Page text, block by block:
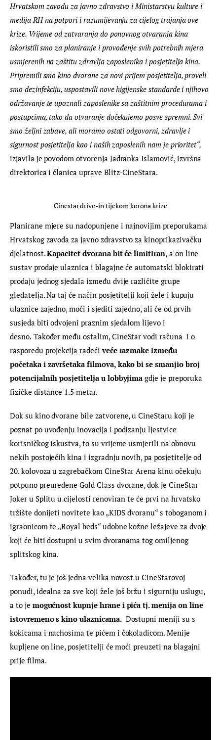
Hrvatskom zavodu za javno zdravstvo i Ministarstvu kulture i
medija RH na potpori i razumijevanju za cijelog trajanja ove
krize. Vrijeme od zatvaranja do ponovnog otvaranja kina
iskoristili smo za planiranje i provođenje svih potrebnih mjera
usmjerenih na zaštitu zdravlja zaposlenika i posjetitelja kina.
Pripremili smo kino dvorane za novi prijem posjetitelja, proveli
smo dezinfekciju, uspostavili nove higijenske standarde i njihovo
održavanje te upoznali zaposlenike sa zaštitnim procedurama i
postupcima, tako da otvaranje dočekujemo posve spremni. Svi
smo željni zabave, ali moramo ostati odgovorni, zdravlje i
sigurnost posjetitelja kao i naših zaposlenih nam je prioritet“,
izjavila je povodom otvorenja Jadranka Islamović, izvršna
direktorica i članica uprave Blitz-CineStara.
Cinestar drive-in tijekom korona krize
Planirane mjere su nadopunjene i najnovijim preporukama
Hrvatskog zavoda za javno zdravstvo za kinoprikazivačku
djelatnost. Kapacitet dvorana bit će limitiran, a on line
sustav prodaje ulaznica i blagajne će automatski blokirati
prodaju jednog sjedala između dvije različite grupe
gledatelja. Na taj će način posjetitelji koji žele i kupuju
ulaznice zajedno, moći i sjediti zajedno, ali će od prvih
susjeda biti odvojeni praznim sjedalom lijevo i
desno. Također među ostalim, CineStar vodi računa  i o
rasporedu projekcija radeći veće razmake između
početaka i završetaka filmova, kako bi se smanjio broj
potencijalnih posjetitelja u lobbyjima gdje je preporuka
fizičke distance 1.5 metar.
Dok su kino dvorane bile zatvorene, u CineStaru koji je
poznat po uvođenju inovacija i podizanju ljestvice
korisničkog iskustva, to su vrijeme usmjerili na obnovu
nekih postojećih kina i izgradnju novih, pa posjetitelje od
20. kolovoza u zagrebačkom CineStar Arena kinu očekuju
potpuno preuređene Gold Class dvorane, dok je CineStar
Joker u Splitu u cijelosti renoviran te će prvi na hrvatsko
tržište donijeti novitete kao „KIDS dvoranu“ s toboganom i
igraonicom te „Royal beds“ udobne kožne ležajeve za dvoje
koji će biti dostupni u svim dvoranama tog omiljenog
splitskog kina.
Također, tu je još jedna velika novost u CineStarovoj
ponudi, idealna za sve koji žele još bržu i sigurniju uslugu,
a to je mogućnost kupnje hrane i pića tj. menija on line
istovremeno s kino ulaznicama. Dostupni meniji su s
kokicama i nachosima te pićem i čokoladicom. Menije
kupljene on line, posjetitelji će moći preuzeti na blagajni
prije filma.